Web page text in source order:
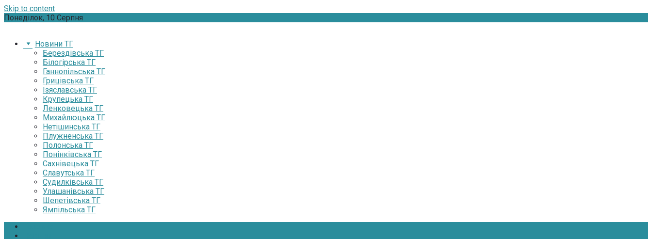
Skip to content
Понеділок, 10 Серпня
Новини ТГ
Берездівська ТГ
Білогірська ТГ
Ганнопільська ТГ
Грицівська ТГ
Ізяславська ТГ
Крупецька ТГ
Ленковецька ТГ
Михайлюцька ТГ
Нетішинська ТГ
Плужненська ТГ
Полонська ТГ
Понінківська ТГ
Сахнівецька ТГ
Славутська ТГ
Судилківська ТГ
Улашанівська ТГ
Шепетівська ТГ
Ямпільська ТГ